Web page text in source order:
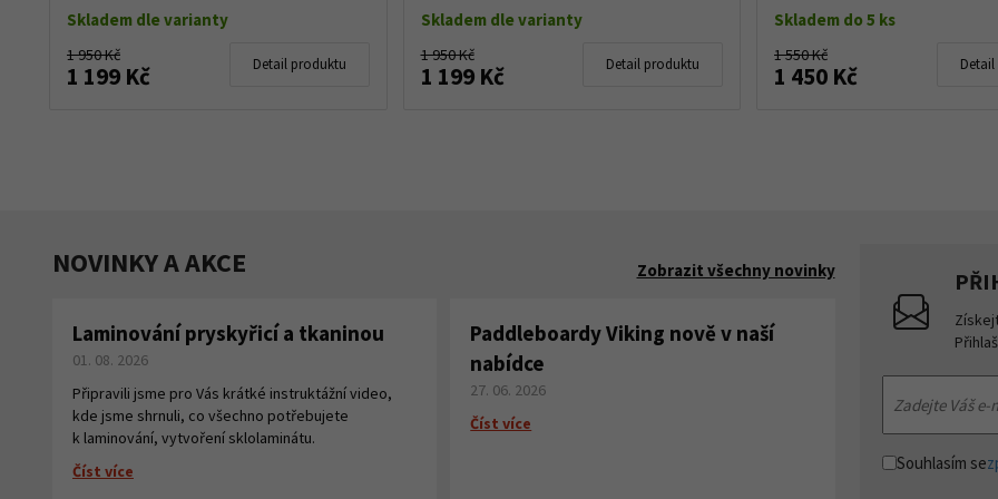
Skladem dle varianty
1 950 Kč
1 199 Kč Detail produktu
Skladem dle varianty
1 950 Kč
1 199 Kč Detail produktu
Skladem do 5 ks
1 550 Kč
1 450 Kč
NOVINKY A AKCE Zobrazit všechny novinky
Laminování pryskyřicí a tkaninou
01. 08. 2026
Připravili jsme pro Vás krátké instruktážní video,
kde jsme shrnuli, co všechno potřebujete
k laminování, vytvoření sklolaminátu.
Číst více
Paddleboardy Viking nově v naší
nabídce
27. 06. 2026
Číst více
Souhlasím se